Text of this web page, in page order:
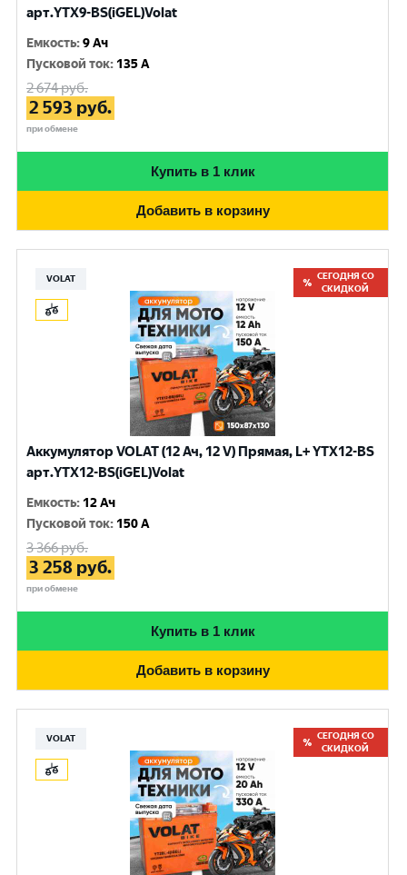
арт.YTX9-BS(iGEL)Volat
Емкость:9 Ач
Пусковой ток: 135 A
2 674руб.
2 593 руб.
при обмене
Купить в 1 клик
Добавить в корзину
VOLAT
СЕГОДНЯ СО
СКИДКОЙ
Аккумулятор VOLAT (12 Ач, 12 V) Прямая, L+ YTX12-BS
арт.YTX12-BS(iGEL)Volat
Емкость: 12 Ач
Пусковой ток: 150 A
3 366руб.
3 258 руб.
при обмене
Купить в 1 клик
Добавить в корзину
VOLAT
СЕГОДНЯ СО
СКИДКОЙ